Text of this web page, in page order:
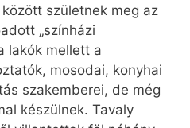
születnek meg az
„színházi
lakók mellett a
mosodai, konyhai
szakemberei, de még
készülnek. Tavaly